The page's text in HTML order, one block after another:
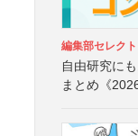
編集部セレクト
自由研究に
まとめ《